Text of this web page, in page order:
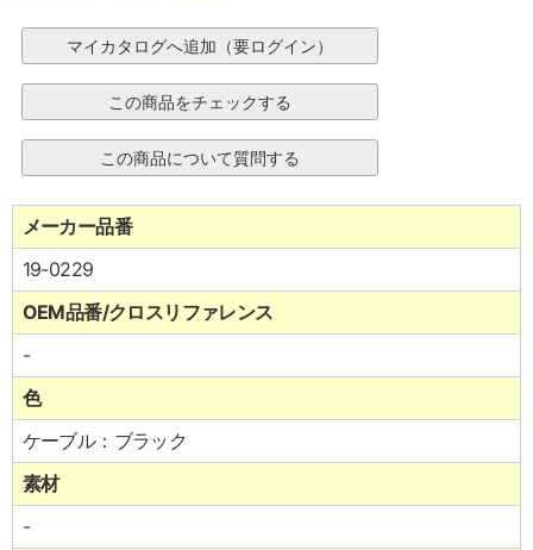
メーカー品番
19-0229
OEM品番/クロスリファレンス
-
色
ケーブル：ブラック
素材
-